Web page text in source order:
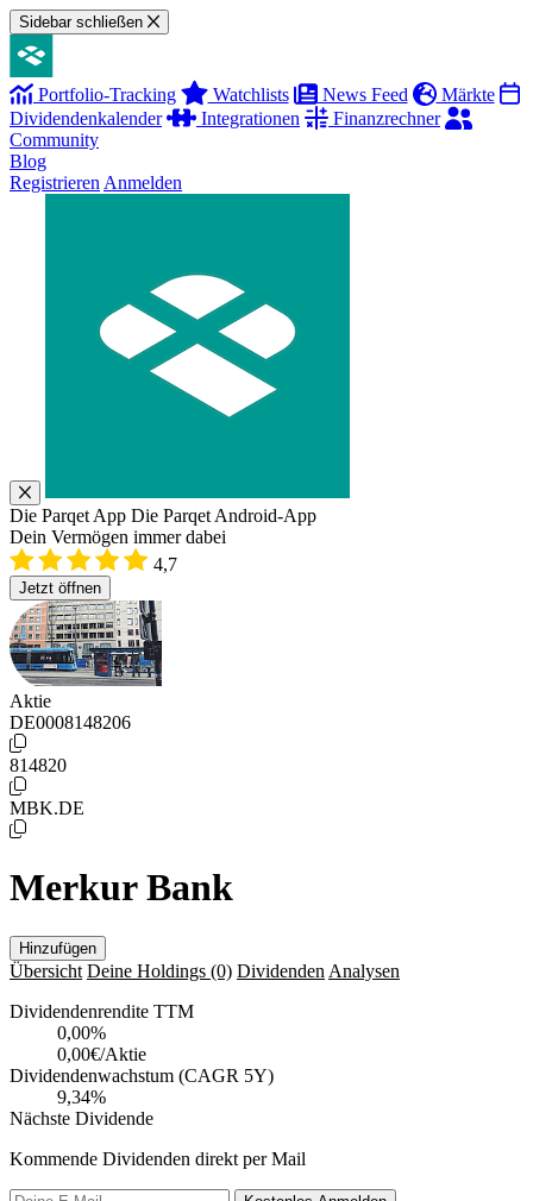
Sidebar schließen
Portfolio-Tracking Watchlists News Feed
Märkte
Dividendenkalender
Integrationen
Finanzrechner
Community
Blog
Registrieren Anmelden
Die Parqet App Die Parqet Android-App
Dein Vermögen immer dabei
4,7
Jetzt öffnen
Aktie
DE0008148206
814820
MBK.DE
Merkur Bank
Hinzufügen
Übersicht Deine Holdings (0) Dividenden Analysen
Dividendenrendite TTM
0,00%
0,00€/Aktie
Dividendenwachstum (CAGR 5Y)
9,34%
Nächste Dividende
Kommende Dividenden direkt per Mail